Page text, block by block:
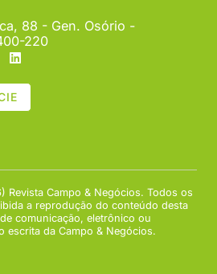
88 - Gen. Osório -
220
Campo & Negócios. Todos os
a reprodução do conteúdo desta
comunicação, eletrônico ou
escrita da Campo & Negócios.